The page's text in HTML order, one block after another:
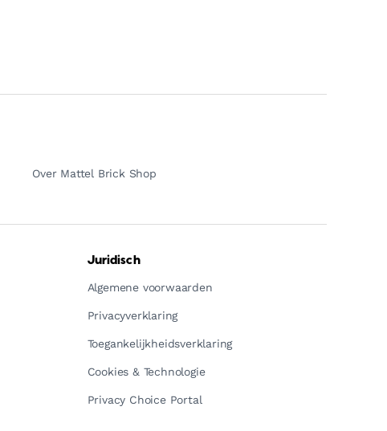
Over Mattel Brick Shop
Juridisch
Algemene voorwaarden
Privacyverklaring
Toegankelijkheidsverklaring
Cookies & Technologie
Privacy Choice Portal